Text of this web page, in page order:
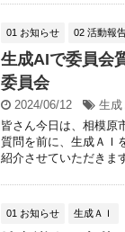
01 お知らせ 02 活動報
生成AIで委員会
委員会
2024/06/12 生成
皆さん今日は、相模原
質問を前に、生成ＡＩ
紹介させていただきま
01 お知らせ 生成ＡＩ